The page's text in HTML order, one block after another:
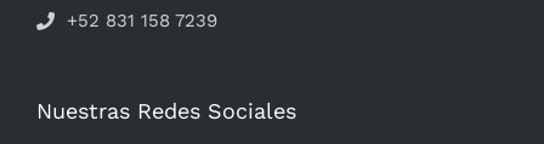
+52 831 158 7239
Nuestras Redes Sociales